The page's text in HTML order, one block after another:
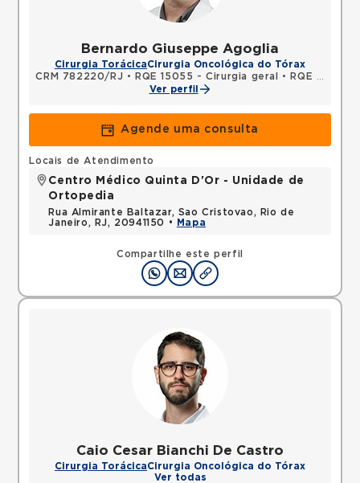
Bernardo Giuseppe Agoglia
Cirurgia TorácicaCirurgia Oncológica do Tórax
CRM 782220/RJ • RQE 15055 - Cirurgia geral •
RQE 15056 - Cirurgia torácica
Ver perfil
Agende uma consulta
Compartilhe este perfil
Locais de Atendimento
Centro Médico Quinta D'Or - Unidade de
Ortopedia
Rua Almirante Baltazar, Sao Cristovao, Rio de
Janeiro, RJ, 20941150 •
Mapa
Caio Cesar Bianchi De Castro
Cirurgia TorácicaCirurgia Oncológica do Tórax
Ver todas